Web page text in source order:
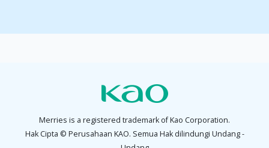
Merries is a registered trademark of Kao Corporation.
Hak Cipta © Perusahaan KAO. Semua Hak dilindungi Undang -